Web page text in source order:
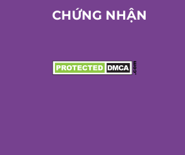
CHỨNG NHẬN